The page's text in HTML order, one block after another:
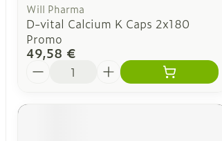
Will Pharma
D-vital Calcium K Caps 2x180
Promo
49,58 €
Quantité